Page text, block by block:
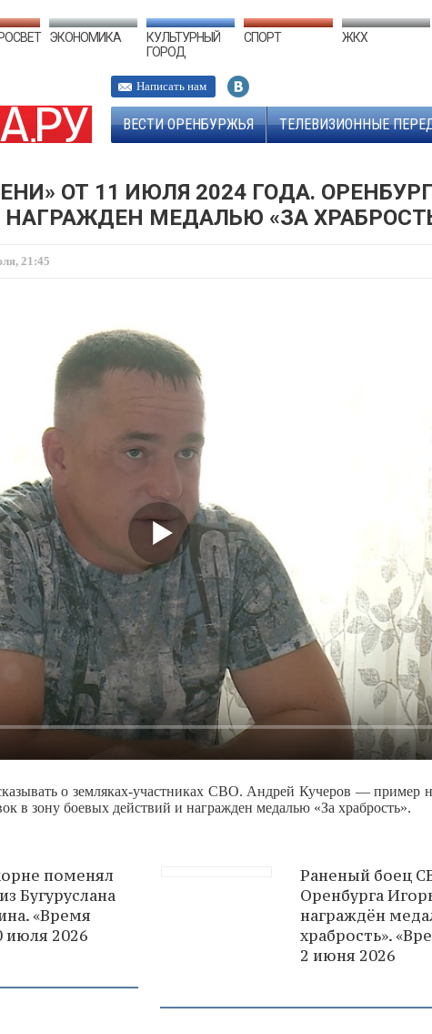
ЭКОНОМИКА
КУЛЬТУРНЫЙ
ГОРОД
СПОРТ ЖКХ
Написать нам
ВЕСТИ ОРЕНБУРЖЬЯ ТЕЛЕВИЗИОННЫЕ
ОТ 11 ИЮЛЯ 2024 ГОДА.
МЕДАЛЬЮ «ЗА
21:45
о земляках-участниках СВО. Андрей Кучеров — пример
в зону боевых действий и награжден медалью «За храбрость».
поменял
Бугуруслана
«Время
июля 2026
Раненый боец
Оренбурга
награждён
храбрость».
2 июня 2026